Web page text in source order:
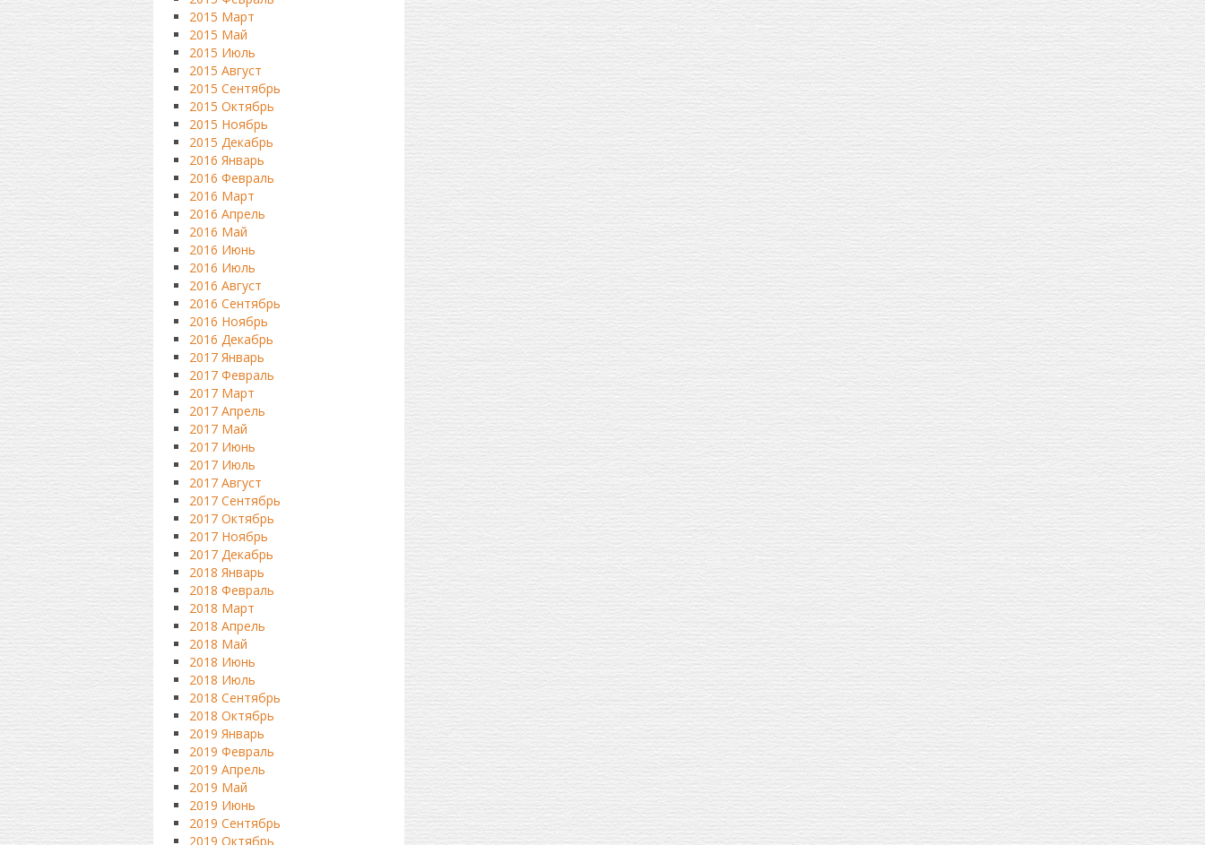
2015 Март
2015 Май
2015 Июль
2015 Август
2015 Сентябрь
2015 Октябрь
2015 Ноябрь
2015 Декабрь
2016 Январь
2016 Февраль
2016 Март
2016 Апрель
2016 Май
2016 Июнь
2016 Июль
2016 Август
2016 Сентябрь
2016 Ноябрь
2016 Декабрь
2017 Январь
2017 Февраль
2017 Март
2017 Апрель
2017 Май
2017 Июнь
2017 Июль
2017 Август
2017 Сентябрь
2017 Октябрь
2017 Ноябрь
2017 Декабрь
2018 Январь
2018 Февраль
2018 Март
2018 Апрель
2018 Май
2018 Июнь
2018 Июль
2018 Сентябрь
2018 Октябрь
2019 Январь
2019 Февраль
2019 Апрель
2019 Май
2019 Июнь
2019 Сентябрь
2019 Октябрь